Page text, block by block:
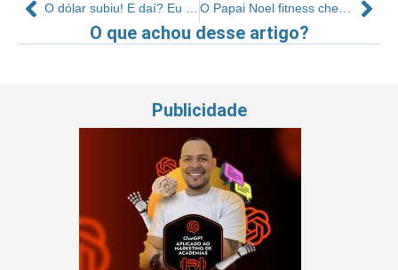
O Papai Noel fitness chega em janeiro
O que achou desse artigo?
Publicidade